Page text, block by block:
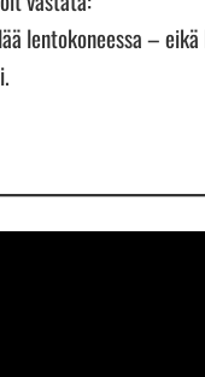
lentokoneessa –